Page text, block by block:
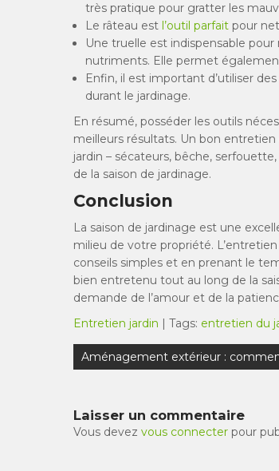
très pratique pour gratter les
Le râteau est l’outil parfait pour
Une truelle est indispensable
nutriments. Elle permet
Enfin, il est important d’utiliser
durant le jardinage.
En résumé, posséder les outils
meilleurs résultats. Un bon entretien
jardin – sécateurs, bêche,
de la saison de jardinage.
Conclusion
La saison de jardinage est une
milieu de votre propriété.
conseils simples et en prenant le
bien entretenu tout au long de la
demande de l’amour et de la
Entretien jardin
| Tags: entretien du
Navigation
de
Aménagement extérieur :
Laisser un commentaire
Vous devez vous connecter pour